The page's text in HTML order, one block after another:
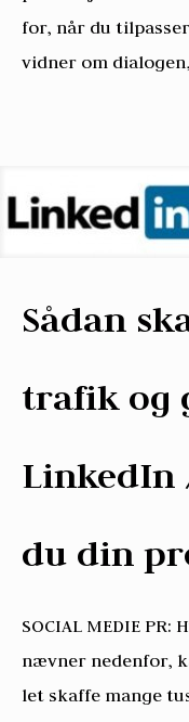
for, når du
vidner om
Sådan
trafik og
LinkedIn
du din
SOCIAL MEDIE
nævner nedenfor,
let skaffe mange